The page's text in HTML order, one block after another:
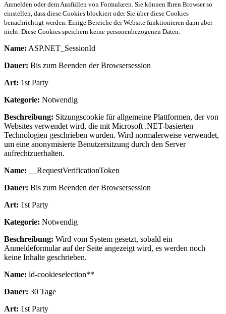
Anmelden oder dem Ausfüllen von Formularen. Sie können Ihren Browser so
einstellen, dass diese Cookies blockiert oder Sie über diese Cookies
benachrichtigt werden. Einige Bereiche der Website funktionieren dann aber
nicht. Diese Cookies speichern keine personenbezogenen Daten.
Name: ASP.NET_SessionId
Dauer: Bis zum Beenden der Browsersession
Art: 1st Party
Kategorie: Notwendig
Beschreibung: Sitzungscookie für allgemeine Plattformen, der von
Websites verwendet wird, die mit Microsoft .NET-basierten
Technologien geschrieben wurden. Wird normalerweise verwendet,
um eine anonymisierte Benutzersitzung durch den Server
aufrechtzuerhalten.
Name: __RequestVerificationToken
Dauer: Bis zum Beenden der Browsersession
Art: 1st Party
Kategorie: Notwendig
Beschreibung: Wird vom System gesetzt, sobald ein
Anmeldeformular auf der Seite angezeigt wird, es werden noch
keine Inhalte geschrieben.
Name: ld-cookieselection**
Dauer: 30 Tage
Art: 1st Party